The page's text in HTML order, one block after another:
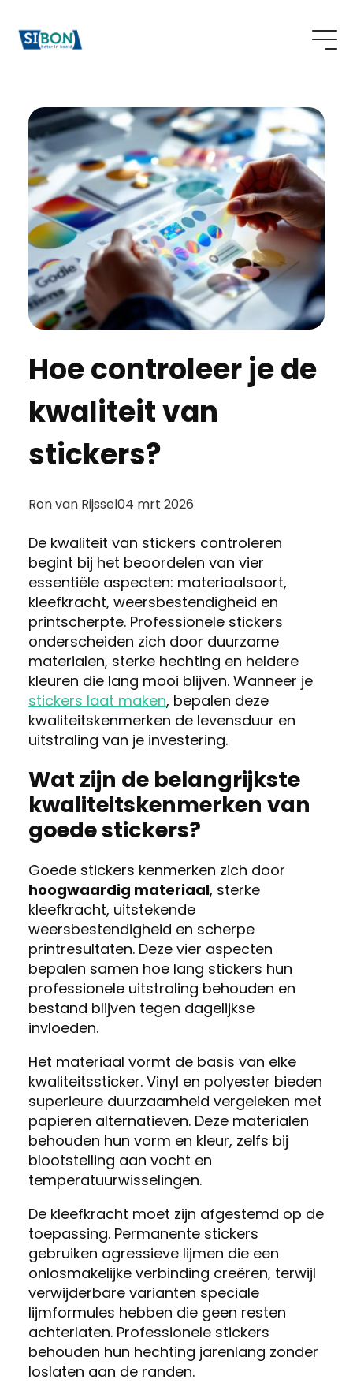
Hoe controleer je de
kwaliteit van
stickers?
Posted
Ron van Rijssel04 mrt 2026
De kwaliteit van stickers controleren
begint bij het beoordelen van vier
essentiële aspecten: materiaalsoort,
kleefkracht, weersbestendigheid en
printscherpte. Professionele stickers
onderscheiden zich door duurzame
materialen, sterke hechting en heldere
kleuren die lang mooi blijven. Wanneer je
stickers laat maken, bepalen deze
kwaliteitskenmerken de levensduur en
uitstraling van je investering.
Wat zijn de belangrijkste
kwaliteitskenmerken van
goede stickers?
Goede stickers kenmerken zich door
hoogwaardig materiaal, sterke
kleefkracht, uitstekende
weersbestendigheid en scherpe
printresultaten. Deze vier aspecten
bepalen samen hoe lang stickers hun
professionele uitstraling behouden en
bestand blijven tegen dagelijkse
invloeden.
Het materiaal vormt de basis van elke
kwaliteitssticker. Vinyl en polyester bieden
superieure duurzaamheid vergeleken met
papieren alternatieven. Deze materialen
behouden hun vorm en kleur, zelfs bij
blootstelling aan vocht en
temperatuurwisselingen.
De kleefkracht moet zijn afgestemd op de
toepassing. Permanente stickers
gebruiken agressieve lijmen die een
onlosmakelijke verbinding creëren, terwijl
verwijderbare varianten speciale
lijmformules hebben die geen resten
achterlaten. Professionele stickers
behouden hun hechting jarenlang zonder
loslaten aan de randen.